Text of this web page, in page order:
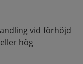
vid förhöjd
hög